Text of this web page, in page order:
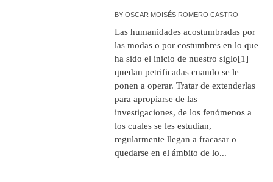
BYOSCAR MOISÉS ROMERO CASTRO
Las humanidades acostumbradas por
las modas o por costumbres en lo que
ha sido el inicio de nuestro siglo[1]
quedan petrificadas cuando se le
ponen a operar. Tratar de extenderlas
para apropiarse de las
investigaciones, de los fenómenos a
los cuales se les estudian,
regularmente llegan a fracasar o
quedarse en el ámbito de lo...